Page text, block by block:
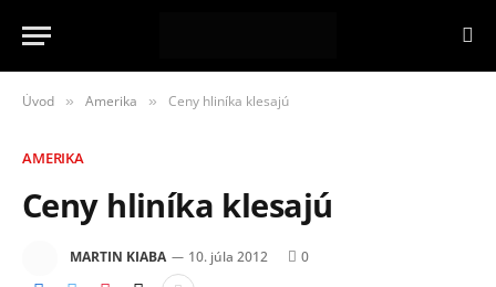
Úvod » Amerika » Ceny hliníka klesajú
AMERIKA
Ceny hliníka klesajú
MARTIN KIABA 10. júla 2012 0